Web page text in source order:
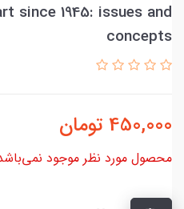
since 1945: issues and
concepts
450,000 تومان
محصول مورد نظر موجود